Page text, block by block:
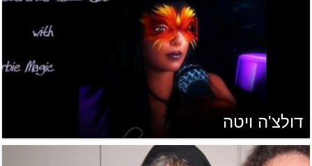
דולצ'ה ויטה